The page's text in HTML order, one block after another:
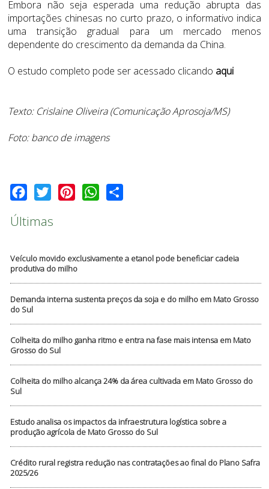
Últimas
Veículo movido exclusivamente a etanol pode beneficiar cadeia
produtiva do milho
Demanda interna sustenta preços da soja e do milho em Mato Grosso
do Sul
Colheita do milho ganha ritmo e entra na fase mais intensa em Mato
Grosso do Sul
Colheita do milho alcança 24% da área cultivada em Mato Grosso do
Sul
Estudo analisa os impactos da infraestrutura logística sobre a
produção agrícola de Mato Grosso do Sul
Crédito rural registra redução nas contratações ao final do Plano Safra
2025/26
Embora não seja esperada uma redução abrupta das
importações chinesas no curto prazo, o informativo indica
uma transição gradual para um mercado menos
dependente do crescimento da demanda da China.
O estudo completo pode ser acessado clicando aqui
Texto: Crislaine Oliveira (Comunicação Aprosoja/MS)
Foto: banco de imagens
Facebook
Twitter PinterestWhatsApp